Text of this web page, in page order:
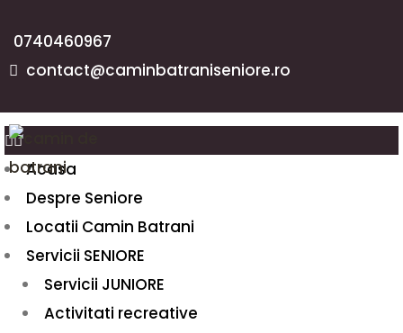
0740460967
contact@caminbatraniseniore.ro
Acasa
Despre Seniore
Locatii Camin Batrani
Servicii SENIORE
Servicii JUNIORE
Activitati recreative